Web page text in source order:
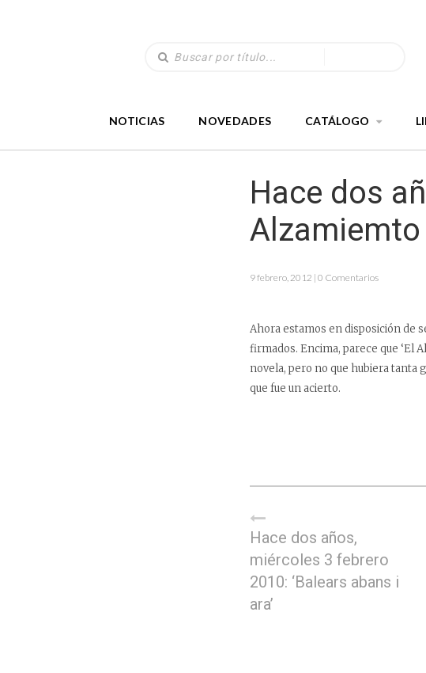
NOTICIAS NOVEDADES CATÁLOGO
Hace dos
Alzamiemto
9 febrero, 2012 | 0 Comentarios
Ahora estamos en disposición de
firmados. Encima, parece que ‘El
novela, pero no que hubiera tanta
que fue un acierto.
Hace dos años,
miércoles 3 febrero
2010: ‘Balears abans i
ara’